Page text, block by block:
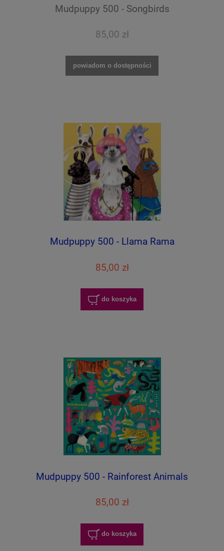
Mudpuppy 500 - Songbirds
85,00 zł
powiadom o dostępności
Mudpuppy 500 - Llama Rama
85,00 zł
do koszyka
Mudpuppy 500 - Rainforest Animals
85,00 zł
do koszyka